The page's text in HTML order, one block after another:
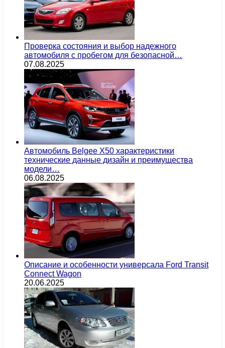
Проверка состояния и выбор надежного
автомобиля с пробегом для безопасной…
07.08.2025
Автомобиль Belgee X50 характеристики
технические данные дизайн и преимущества
модели…
06.08.2025
Описание и особенности универсала Ford Transit
Connect Wagon
20.06.2025